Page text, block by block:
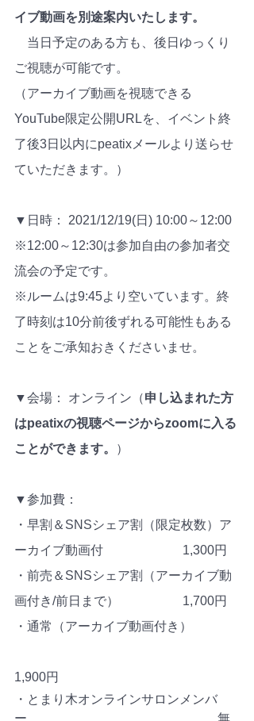
イブ動画を別途案内いたします。
当日予定のある方も、後日ゆっくり
ご視聴が可能です。
（アーカイブ動画を視聴できる
YouTube限定公開URLを、イベント終
了後3日以内にpeatixメールより送らせ
ていただきます。）
▼日時： 2021/12/19(日) 10:00～12:00
※12:00～12:30は参加自由の参加者交
流会の予定です。
※ルームは9:45より空いています。終
了時刻は10分前後ずれる可能性もある
ことをご承知おきくださいませ。
▼会場： オンライン（申し込まれた方
はpeatixの視聴ページからzoomに入る
ことができます。
）
▼参加費：
・早割＆SNSシェア割（限定枚数）ア
ーカイブ動画付 　　　　　　1,300円
・前売＆SNSシェア割（アーカイブ動
画付き/前日まで）　　　　　1,700円
・通常（アーカイブ動画付き）
1,900円
・とまり木オンラインサロンメンバ